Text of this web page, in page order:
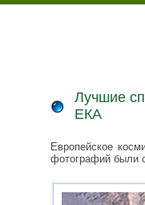
Лучшие
ЕКА
Европейское
фотографий были